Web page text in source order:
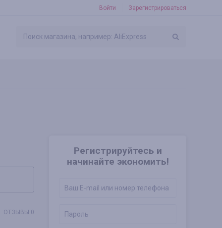
Войти Зарегистрироваться
Регистрируйтесь и
начинайте экономить!
ОТЗЫВЫ 0